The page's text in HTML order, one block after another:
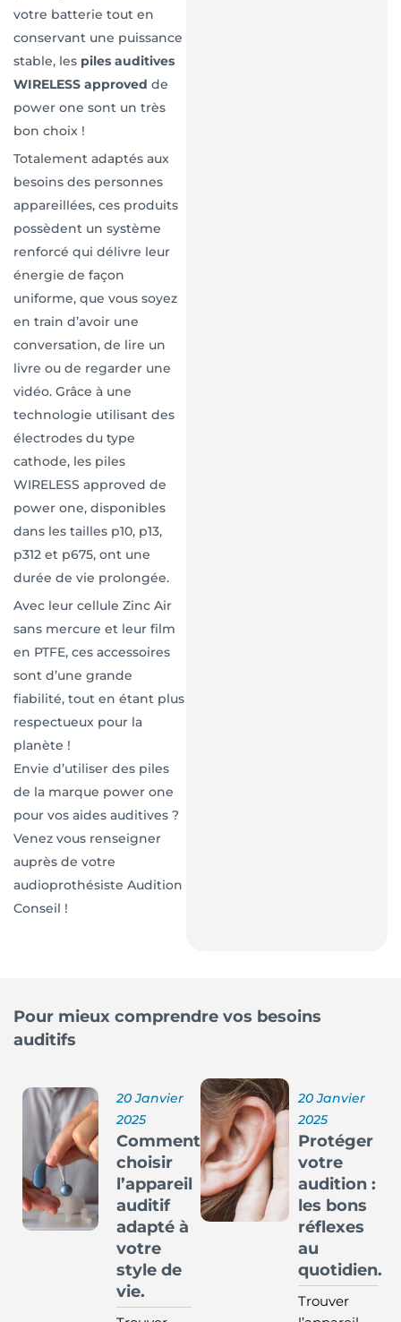
votre batterie tout en
conservant une puissance
stable, les piles auditives
WIRELESS approved de
power one sont un très
bon choix !
Totalement adaptés aux
besoins des personnes
appareillées, ces produits
possèdent un système
renforcé qui délivre leur
énergie de façon
uniforme, que vous soyez
en train d’avoir une
conversation, de lire un
livre ou de regarder une
vidéo. Grâce à une
technologie utilisant des
électrodes du type
cathode, les piles
WIRELESS approved de
power one, disponibles
dans les tailles p10, p13,
p312 et p675, ont une
durée de vie prolongée.
Avec leur cellule Zinc Air
sans mercure et leur film
en PTFE, ces accessoires
sont d’une grande
fiabilité, tout en étant plus
respectueux pour la
planète !
Envie d’utiliser des piles
de la marque power one
pour vos aides auditives ?
Venez vous renseigner
auprès de votre
audioprothésiste Audition
Conseil !
Pour mieux comprendre vos besoins
auditifs
20 Janvier
2025
Comment
choisir
l’appareil
auditif
adapté à
votre
style de
vie.
20 Janvier
2025
Protéger
votre
audition :
les bons
réflexes
au
quotidien.
Trouver